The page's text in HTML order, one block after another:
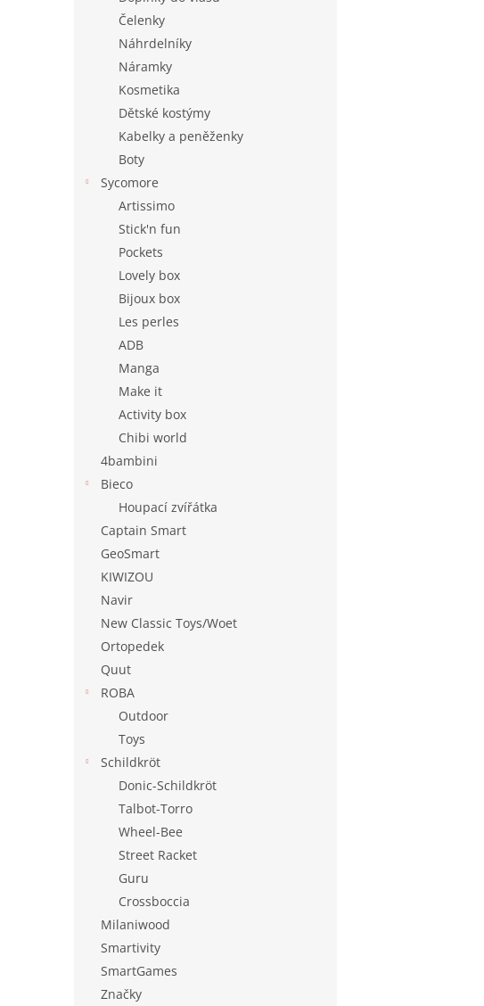
Čelenky
Náhrdelníky
Náramky
Kosmetika
Dětské kostýmy
Kabelky a peněženky
Boty
Sycomore
Artissimo
Stick'n fun
Pockets
Lovely box
Bijoux box
Les perles
ADB
Manga
Make it
Activity box
Chibi world
4bambini
Bieco
Houpací zvířátka
Captain Smart
GeoSmart
KIWIZOU
Navir
New Classic Toys/Woet
Ortopedek
Quut
ROBA
Outdoor
Toys
Schildkröt
Donic-Schildkröt
Talbot-Torro
Wheel-Bee
Street Racket
Guru
Crossboccia
Milaniwood
Smartivity
SmartGames
Značky